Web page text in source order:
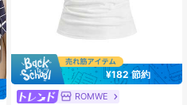
¥182 節約
ROMWE